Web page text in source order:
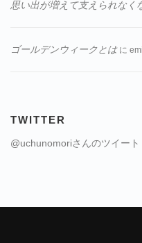
思い出が増えて支えられなく
ゴールデンウィークとはに emi
TWITTER
@uchunomoriさんのツイート